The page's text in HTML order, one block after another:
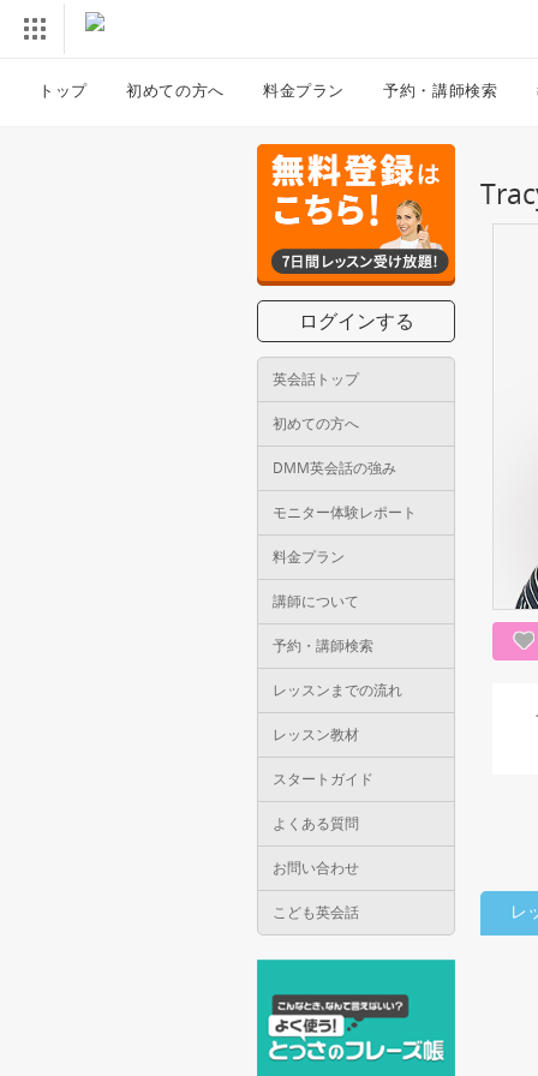
トップ 初めての方へ 料金プラン 予約・講師検索
ログインする
英会話トップ
初めての方へ
DMM英会話の強み
モニター体験レポート
料金プラン
講師について
予約・講師検索
レッスンまでの流れ
レッスン教材
スタートガイド
よくある質問
お問い合わせ
こども英会話 レ